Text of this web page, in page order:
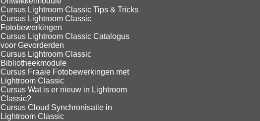
Cursus Lightroom Classic Tips & Tricks
Cursus Lightroom Classic
Fotobewerkingen
Cursus Lightroom Classic Catalogus
voor Gevorderden
Cursus Lightroom Classic
Bibliotheekmodule
Cursus Fraaie Fotobewerkingen met
Lightroom Classic
Cursus Wat is er nieuw in Lightroom
Classic?
Cursus Cloud Synchronisatie in
Lightroom Classic